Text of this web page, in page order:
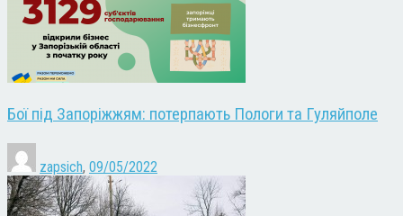
Бої під Запоріжжям: потерпають Пологи та Гуляйполе
zapsich, 09/05/2022